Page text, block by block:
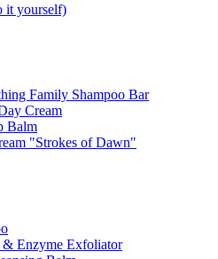
it yourself)
Family Shampoo Bar
Cream
Balm
"Strokes of Dawn"
Enzyme Exfoliator